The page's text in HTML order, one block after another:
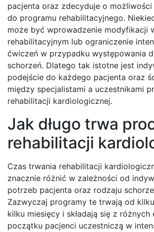
pacjenta oraz zdecyduje o
do programu rehabilitacyjnego.
może być wprowadzenie modyfikacji
rehabilitacyjnym lub ograniczenie
ćwiczeń w przypadku występowania
schorzeń. Dlatego tak istotne jest
podejście do każdego pacjenta oraz
między specjalistami a uczestnikami
rehabilitacji kardiologicznej.
Jak długo trwa
rehabilitacji
Czas trwania rehabilitacji
znacznie różnić w zależności od
potrzeb pacjenta oraz rodzaju
Zazwyczaj programy te trwają od
kilku miesięcy i składają się z różnych
początku pacjenci uczestniczą w